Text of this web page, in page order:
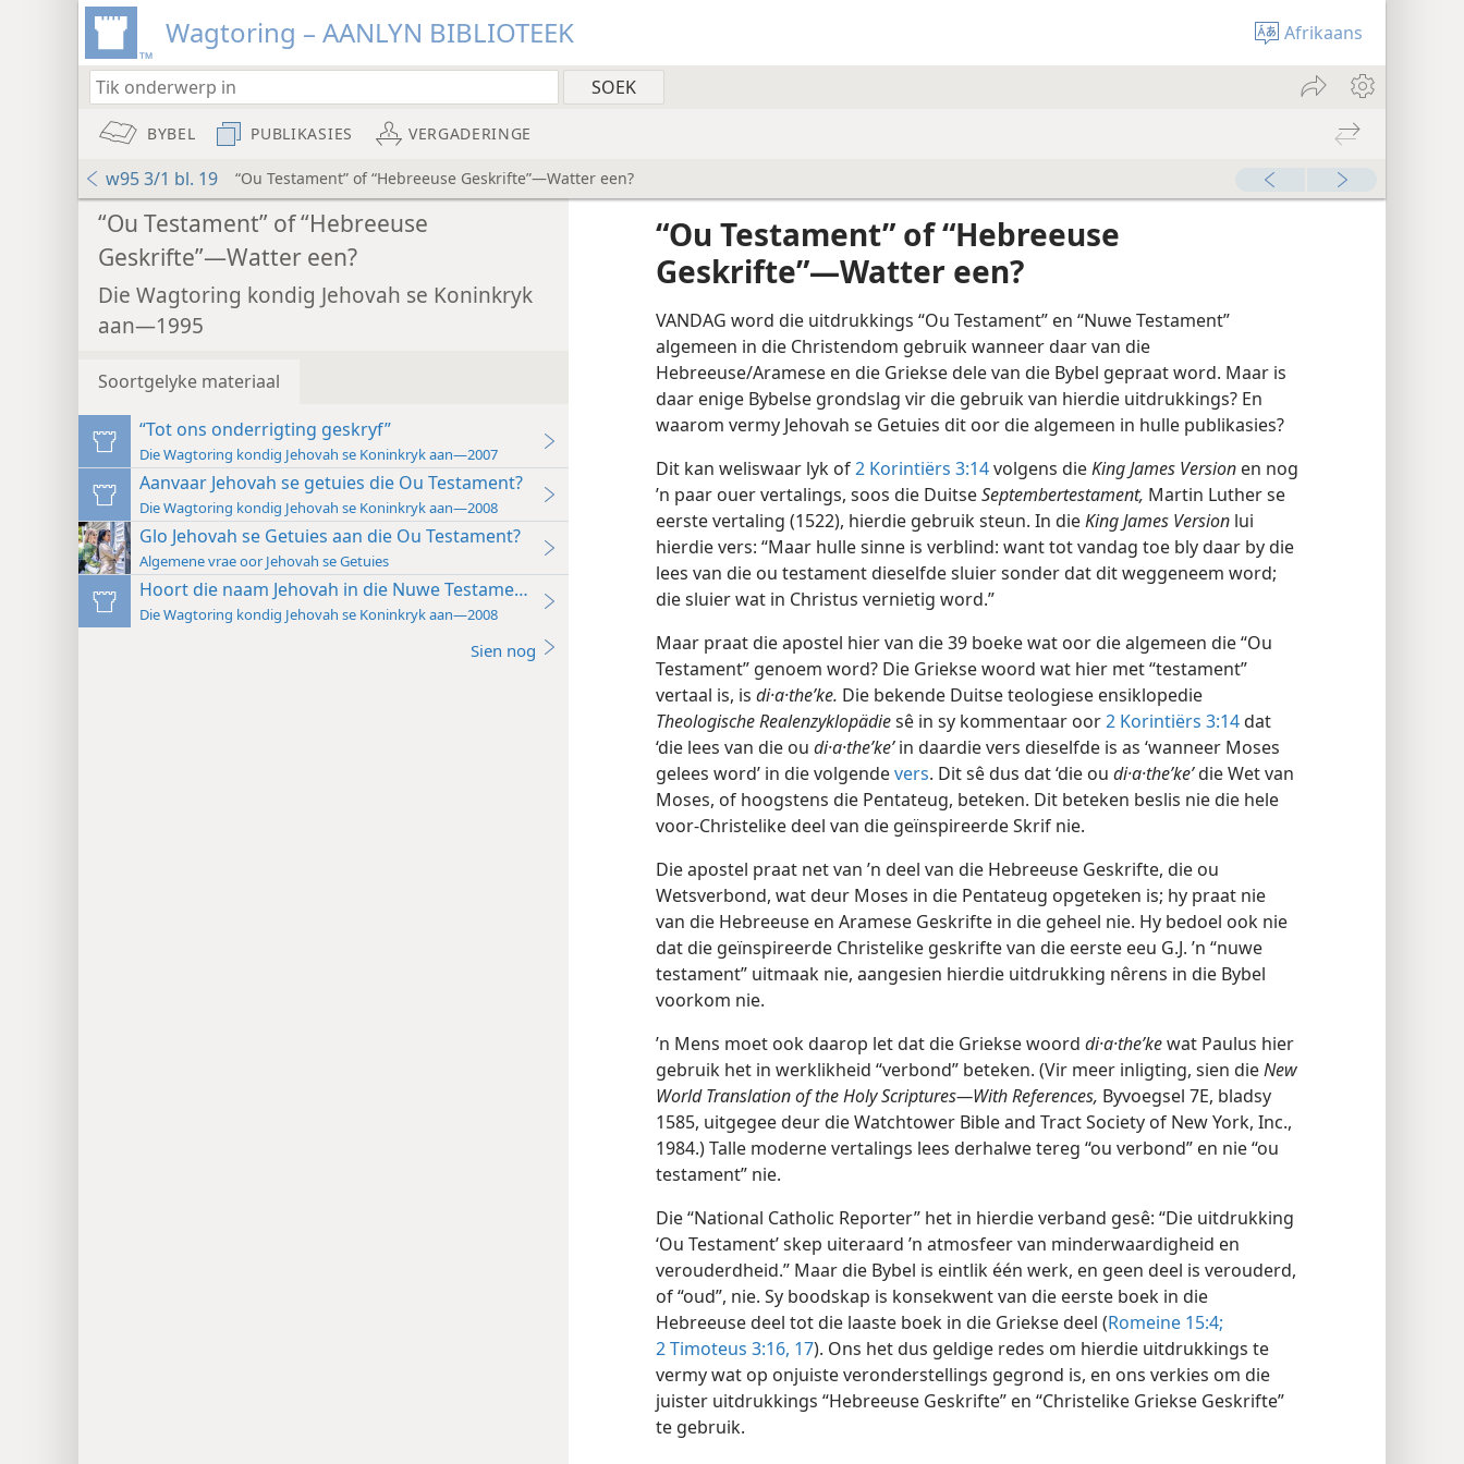
Wagtoring – AANLYN BIBLIOTEEK Afrikaans
BYBEL PUBLIKASIES VERGADERINGE
w95 3/1 bl. 19 “Ou Testament” of “Hebreeuse Geskrifte”—Watter een?
“Ou Testament” of “Hebreeuse
Geskrifte”—Watter een?
Die Wagtoring kondig Jehovah se Koninkryk
aan—1995
Soortgelyke materiaal
“Tot ons onderrigting geskryf”
Die Wagtoring kondig Jehovah se Koninkryk aan—2007
Aanvaar Jehovah se getuies die Ou Testament?
Die Wagtoring kondig Jehovah se Koninkryk aan—2008
Glo Jehovah se Getuies aan die Ou Testament?
Algemene vrae oor Jehovah se Getuies
Hoort die naam Jehovah in die Nuwe Testament?
Die Wagtoring kondig Jehovah se Koninkryk aan—2008
Sien nog
“Ou Testament” of “Hebreeuse
Geskrifte”—Watter een?
VANDAG word die uitdrukkings “Ou Testament” en “Nuwe Testament”
algemeen in die Christendom gebruik wanneer daar van die
Hebreeuse/Aramese en die Griekse dele van die Bybel gepraat word. Maar is
daar enige Bybelse grondslag vir die gebruik van hierdie uitdrukkings? En
waarom vermy Jehovah se Getuies dit oor die algemeen in hulle publikasies?
Dit kan weliswaar lyk of2 Korintiërs 3:14volgens dieKing James Version en nog
’n paar ouer vertalings, soos die DuitseSeptembertestament, Martin Luther se
eerste vertaling (1522), hierdie gebruik steun. In dieKing James Version lui
hierdie vers: “Maar hulle sinne is verblind: want tot vandag toe bly daar by die
lees van die ou testament dieselfde sluier sonder dat dit weggeneem word;
die sluier wat in Christus vernietig word.”
Maar praat die apostel hier van die 39 boeke wat oor die algemeen die “Ou
Testament” genoem word? Die Griekse woord wat hier met “testament”
vertaal is, is di·a·theʹke. Die bekende Duitse teologiese ensiklopedie
Theologische Realenzyklopädiesê in sy kommentaar oor2 Korintiërs 3:14dat
‘die lees van die ou di·a·theʹke’in daardie vers dieselfde is as ‘wanneer Moses
gelees word’ in die volgendevers. Dit sê dus dat ‘die ou di·a·theʹke’die Wet van
Moses, of hoogstens die Pentateug, beteken. Dit beteken beslis nie die hele
voor-Christelike deel van die geïnspireerde Skrif nie.
Die apostel praat net van ’n deel van die Hebreeuse Geskrifte, die ou
Wetsverbond, wat deur Moses in die Pentateug opgeteken is; hy praat nie
van die Hebreeuse en Aramese Geskrifte in die geheel nie. Hy bedoel ook nie
dat die geïnspireerde Christelike geskrifte van die eerste eeu G.J. ’n “nuwe
testament” uitmaak nie, aangesien hierdie uitdrukking nêrens in die Bybel
voorkom nie.
’n Mens moet ook daarop let dat die Griekse woord di·a·theʹkewat Paulus hier
gebruik het in werklikheid “verbond” beteken. (Vir meer inligting, sien dieNew
World Translation of the Holy Scriptures—With References, Byvoegsel 7E, bladsy
1585, uitgegee deur die Watchtower Bible and Tract Society of New York, Inc.,
1984.) Talle moderne vertalings lees derhalwe tereg “ou verbond” en nie “ou
testament” nie.
Die “National Catholic Reporter” het in hierdie verband gesê: “Die uitdrukking
‘Ou Testament’ skep uiteraard ’n atmosfeer van minderwaardigheid en
verouderdheid.” Maar die Bybel is eintlik één werk, en geen deel is verouderd,
of “oud”, nie. Sy boodskap is konsekwent van die eerste boek in die
Hebreeuse deel tot die laaste boek in die Griekse deel (Romeine 15:4;
2 Timoteus 3:16, 17). Ons het dus geldige redes om hierdie uitdrukkings te
vermy wat op onjuiste veronderstellings gegrond is, en ons verkies om die
juister uitdrukkings “Hebreeuse Geskrifte” en “Christelike Griekse Geskrifte”
te gebruik.